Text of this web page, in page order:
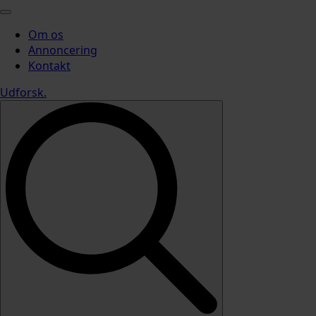
Om os
Annoncering
Kontakt
Udforsk.